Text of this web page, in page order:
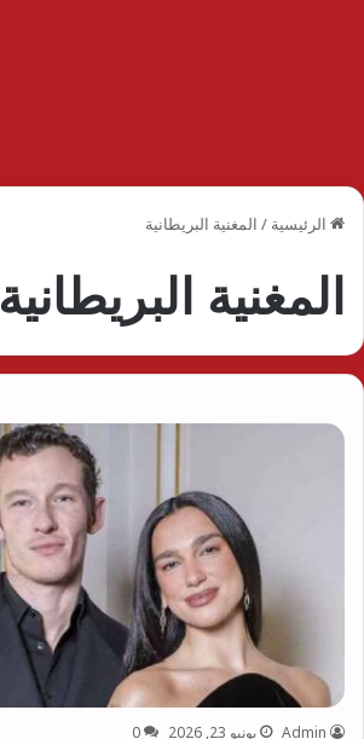
الرئيسية / المغنية البريطانية
المغنية البريطانية
Admin يونيو 23, 2026 0